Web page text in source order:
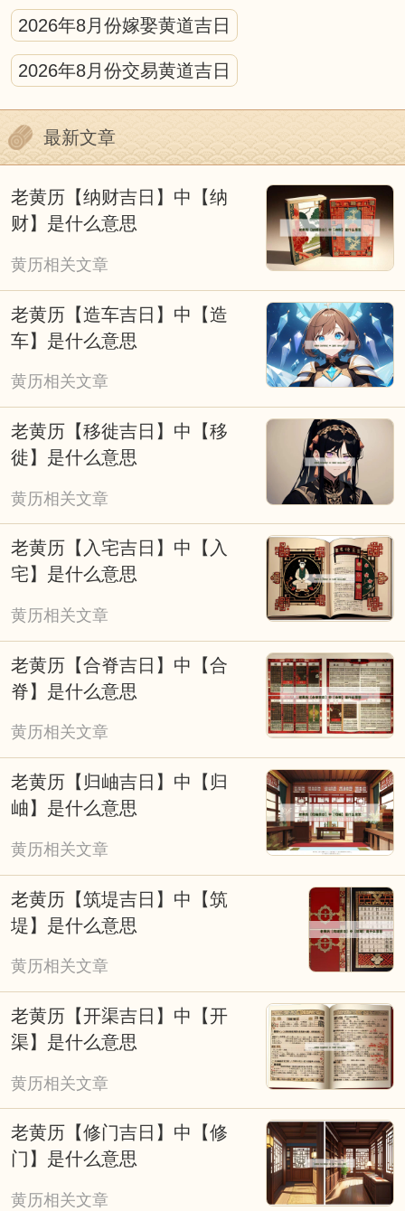
天气等因素调整。
黄历的宜忌的标注需结合具体场景解读，不
庭院改造等重大工程，日常家居小修缮无需严
格遵循；“忌婚嫁”则主要避开与新人相冲、神
煞不利的日子，若遇特殊情况，可结合民俗祈
福仪式灵活调整。
我们应理性看待择吉黄历，它是传统文化的
传承。它既承载着古人顺应自然、趋吉避凶的
生活理念，也融入了不同时代的民俗特色，成
为连接传统与当下的文化纽带。无论是过去还
是现在，人们使用黄历的本质，都是对美好生
活的期许，而非单纯依赖吉凶标注的盲目跟
风。无需盲目依赖，可将其作为参考，结合科
学规划与积极心态，兼顾传统民俗与现代生活
节奏，让择吉成为美好期许的寄托，而非行动
的桎梏。
2026年8月份嫁娶黄道吉日
2026年8月份交易黄道吉日
最新文章
老黄历【纳财吉日】中【纳
财】是什么意思
黄历相关文章
老黄历【造车吉日】中【造
车】是什么意思
黄历相关文章
老黄历【移徙吉日】中【移
徙】是什么意思
黄历相关文章
老黄历【入宅吉日】中【入
宅】是什么意思
黄历相关文章
老黄历【合脊吉日】中【合
脊】是什么意思
黄历相关文章
老黄历【归岫吉日】中【归
岫】是什么意思
黄历相关文章
老黄历【筑堤吉日】中【筑
堤】是什么意思
黄历相关文章
老黄历【开渠吉日】中【开
渠】是什么意思
黄历相关文章
老黄历【修门吉日】中【修
门】是什么意思
黄历相关文章